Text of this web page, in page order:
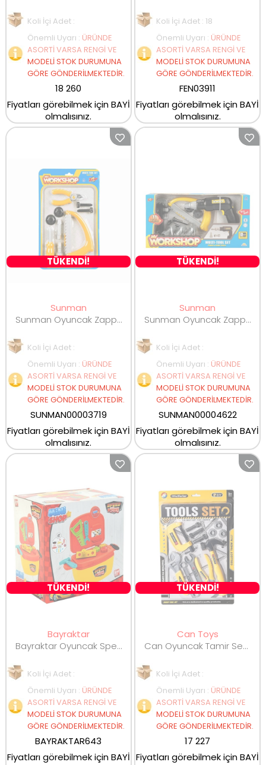
Koli İçi Adet :
Önemli Uyarı : ÜRÜNDE
ASORTİ VARSA RENGİ VE
MODELİ STOK DURUMUNA
GÖRE GÖNDERİLMEKTEDİR.
18 260
Fiyatları görebilmek için BAYİ
olmalısınız.
Koli İçi Adet : 18
Önemli Uyarı : ÜRÜNDE
ASORTİ VARSA RENGİ VE
MODELİ STOK DURUMUNA
GÖRE GÖNDERİLMEKTEDİR.
FEN03911
Fiyatları görebilmek için BAYİ
olmalısınız.
TÜKENDİ!
Sunman
Sunman Oyuncak Zapp Toys My Workshop Tamir Seti 9 Parça 00003719
Koli İçi Adet :
Önemli Uyarı : ÜRÜNDE
ASORTİ VARSA RENGİ VE
MODELİ STOK DURUMUNA
GÖRE GÖNDERİLMEKTEDİR.
SUNMAN00003719
Fiyatları görebilmek için BAYİ
olmalısınız.
TÜKENDİ!
Sunman
Sunman Oyuncak Zapp Toys My Workshop Elektronik Tornavida Tamir Seti 11 Parça 00004622
Koli İçi Adet :
Önemli Uyarı : ÜRÜNDE
ASORTİ VARSA RENGİ VE
MODELİ STOK DURUMUNA
GÖRE GÖNDERİLMEKTEDİR.
SUNMAN00004622
Fiyatları görebilmek için BAYİ
olmalısınız.
TÜKENDİ!
Bayraktar
Bayraktar Oyuncak Speed Play Tamir Seti Mini Dükkan BP-643
Koli İçi Adet :
Önemli Uyarı : ÜRÜNDE
ASORTİ VARSA RENGİ VE
MODELİ STOK DURUMUNA
GÖRE GÖNDERİLMEKTEDİR.
BAYRAKTAR643
Fiyatları görebilmek için BAYİ
TÜKENDİ!
Can Toys
Can Oyuncak Tamir Seti HY2298-Y6
Koli İçi Adet :
Önemli Uyarı : ÜRÜNDE
ASORTİ VARSA RENGİ VE
MODELİ STOK DURUMUNA
GÖRE GÖNDERİLMEKTEDİR.
17 227
Fiyatları görebilmek için BAYİ